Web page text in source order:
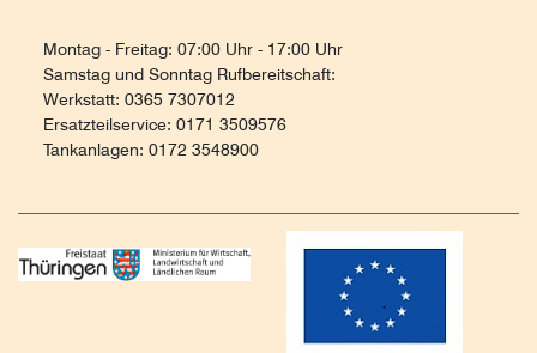
Montag - Freitag: 07:00 Uhr - 17:00 Uhr
Samstag und Sonntag Rufbereitschaft:
Werkstatt: 0365 7307012
Ersatzteilservice: 0171 3509576
Tankanlagen: 0172 3548900